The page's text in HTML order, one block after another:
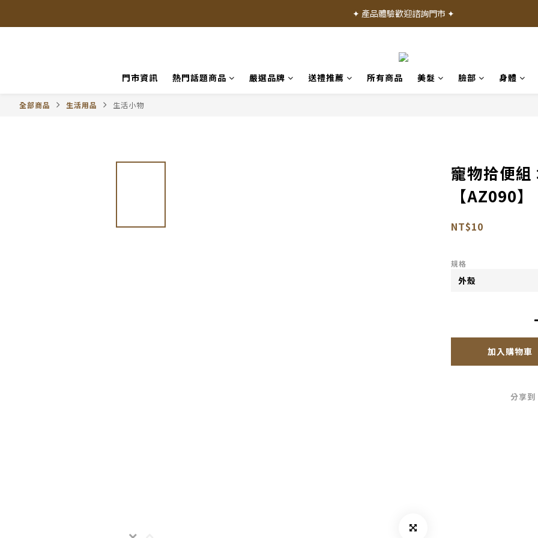
✦ 加入會員就送 50 元購物禮金 ✦
✦ 產品體驗歡迎諮詢門市 ✦
門市資訊 熱門話題商品 嚴選品牌 送禮推薦 所有商品 美髮 臉部 身體
全部商品 生活用品 生活小物
寵物拾便
【AZ090】
NT$10
規格
加入購物車
分享到